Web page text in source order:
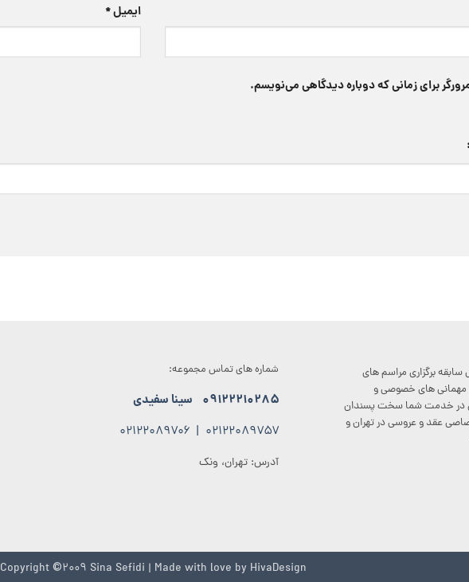
ایمیل*
برای زمانی که دوباره دیدگاهی می‌نویسم.
از ۱۵ سال سابقه برگزاری مراسم های
مهمانی های خصوصی و
در خدمت شما سخت پسندان
عقد و عروسی در تهران و
شماره های تماس مجموعه:
۰۹۱۲۲۲۱۰۲۸۵ سینا سفیدی
۰۲۱۲۲۰۸۹۷۵۷ | ۰۲۱۲۲۰۸۹۷۰۶
آدرس: تهران، ونک
Copyright ©2009 Sina Sefidi | Made with love by HivaDesign